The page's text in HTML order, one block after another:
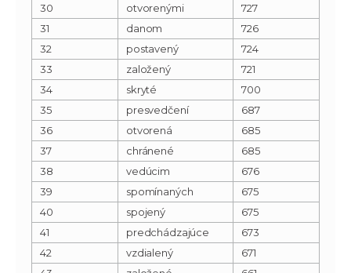
30
otvorenými
727
31
danom
726
32
postavený
724
33
založený
721
34
skryté
700
35
presvedčení
687
36
otvorená
685
37
chránené
685
38
vedúcim
676
39
spomínaných
675
40
spojený
675
41
predchádzajúce
673
42
vzdialený
671